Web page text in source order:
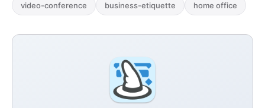
video-conference business-etiquette home office